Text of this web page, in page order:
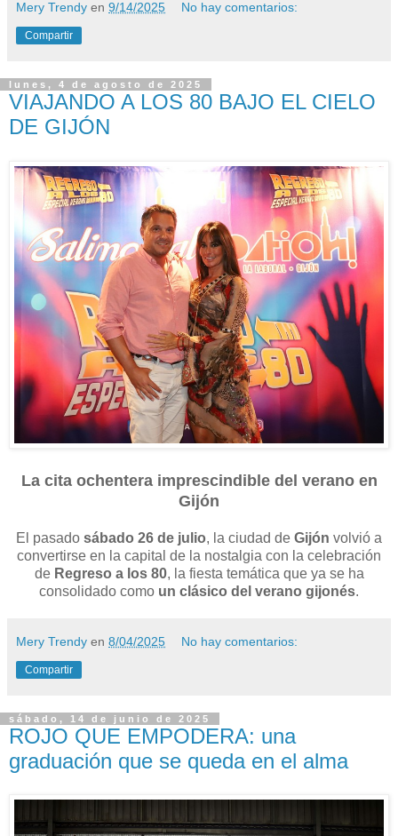
Mery Trendy en 9/14/2025 No hay comentarios:
Compartir
lunes, 4 de agosto de 2025
VIAJANDO A LOS 80 BAJO EL CIELO
DE GIJÓN
La cita ochentera imprescindible del verano en
Gijón
El pasado sábado 26 de julio, la ciudad de Gijón volvió a
convertirse en la capital de la nostalgia con la celebración
de Regreso a los 80, la fiesta temática que ya se ha
consolidado como un clásico del verano gijonés.
Mery Trendy en 8/04/2025 No hay comentarios:
Compartir
sábado, 14 de junio de 2025
ROJO QUE EMPODERA: una
graduación que se queda en el alma